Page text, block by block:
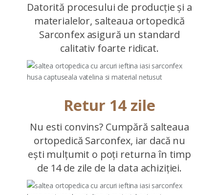
Datorită procesului de producție și a
materialelor, salteaua ortopedică
Sarconfex asigură un standard
calitativ foarte ridicat.
Retur 14 zile
Nu esti convins? Cumpără salteaua
ortopedică Sarconfex, iar dacă nu
ești mulțumit o poți returna în timp
de 14 de zile de la data achiziției.